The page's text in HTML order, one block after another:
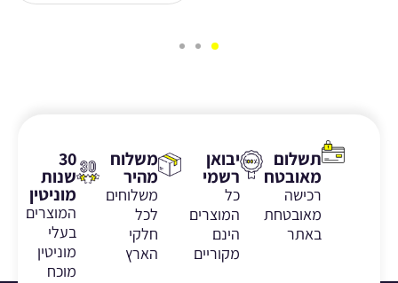
תשלום
מאובטח
רכישה
מאובטחת
באתר
יבואן
רשמי
כל
המוצרים
הינם
מקוריים
משלוח
מהיר
משלוחים
לכל
חלקי
הארץ
30
שנות
מוניטין
המוצרים
בעלי
מוניטין
מוכח